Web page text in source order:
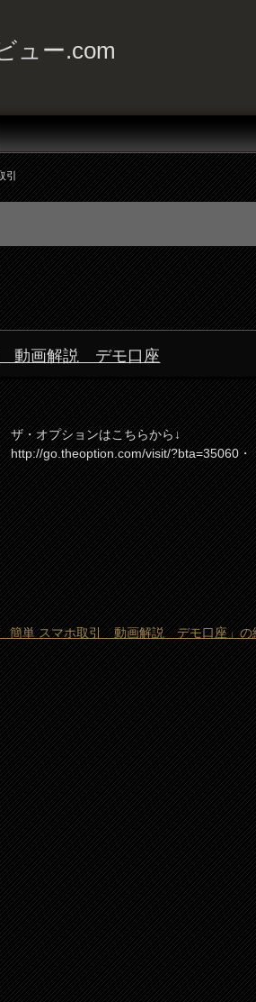
ュー.com
引
動画解説 デモ口座
ザ・オプションはこちらから↓
http://go.theoption.com/visit/?bta=35060・
簡単 スマホ取引 動画解説 デモ口座」の